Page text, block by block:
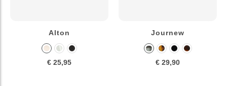
Alton
€ 25,95
Journew
€ 29,90